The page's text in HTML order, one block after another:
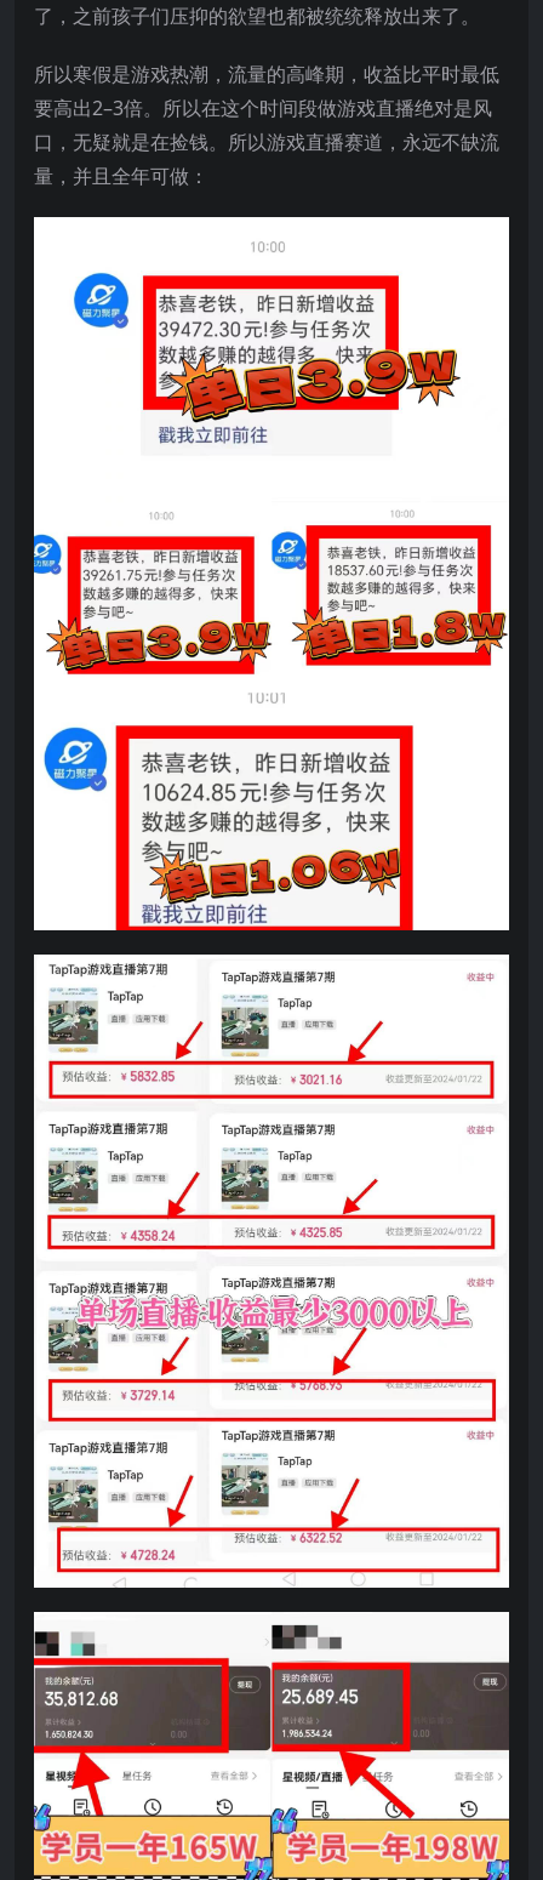
了，之前孩子们压抑的欲望也都被统统释放出来了。
所以寒假是游戏热潮，流量的高峰期，收益比平时最低
要高出2–3倍。所以在这个时间段做游戏直播绝对是风
口，无疑就是在捡钱。所以游戏直播赛道，永远不缺流
量，并且全年可做：